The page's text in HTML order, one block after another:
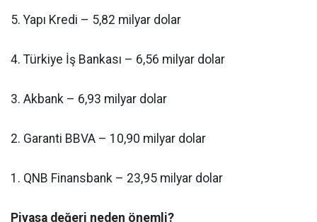
5. Yapı Kredi – 5,82 milyar dolar
4. Türkiye İş Bankası – 6,56 milyar dolar
3. Akbank – 6,93 milyar dolar
2. Garanti BBVA – 10,90 milyar dolar
1. QNB Finansbank – 23,95 milyar dolar
Piyasa değeri neden önemli?